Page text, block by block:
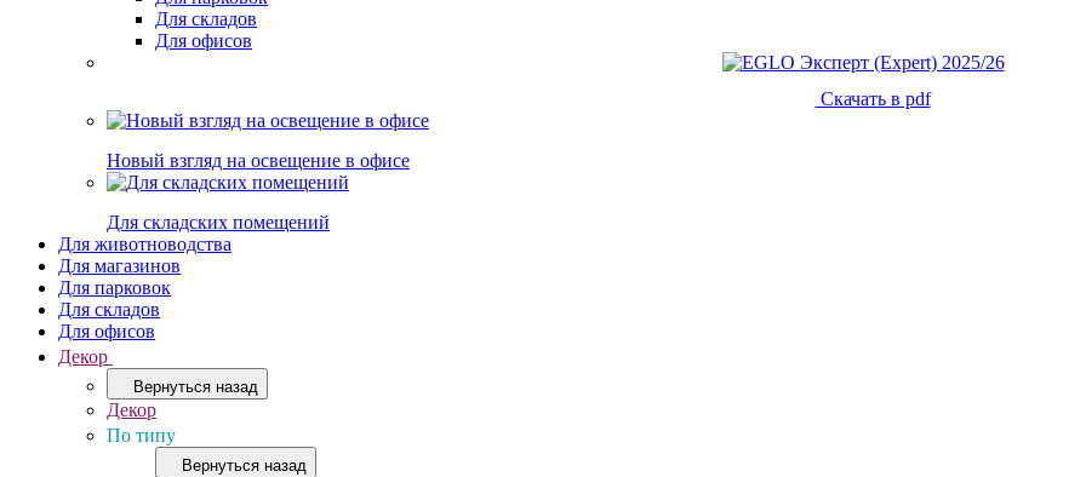
Для складов
Для офисов
Скачать в pdf
Новый взгляд на освещение в офисе
Для складских помещений
Для животноводства
Для магазинов
Для парковок
Для складов
Для офисов
Декор
Вернуться назад
Декор
По типу
Вернуться назад